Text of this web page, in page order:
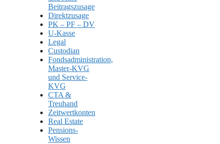
Beitragszusage
Direktzusage
PK – PF – DV
U-Kasse
Legal
Custodian
Fondsadministration,
Master-KVG
und Service-
KVG
CTA &
Treuhand
Zeitwertkonten
Real Estate
Pensions-
Wissen